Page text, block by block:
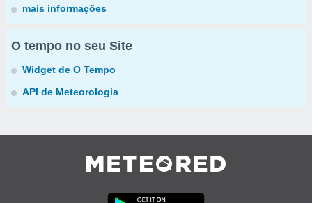
mais informações
O tempo no seu Site
Widget de O Tempo
API de Meteorologia